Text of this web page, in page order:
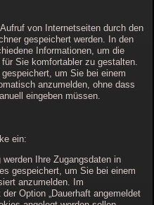
von Internetseiten durch den
gespeichert werden. In den
Informationen, um die
Sie komfortabler zu gestalten.
um Sie bei einem
anzumelden, ohne dass
eingeben müssen.
ein:
Ihre Zugangsdaten in
gespeichert, um Sie bei einem
anzumelden. Im
Option „Dauerhaft angemeldet